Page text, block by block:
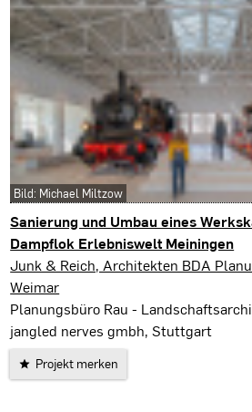
Sanierung und Umbau eines
Dampflok Erlebniswelt Meiningen
Meiningen
Junk & Reich, Architekten BDA
Weimar
Planungsbüro Rau -
jangled nerves gmbh, Stuttgart
Projekt merken
Bild: Michael Miltzow